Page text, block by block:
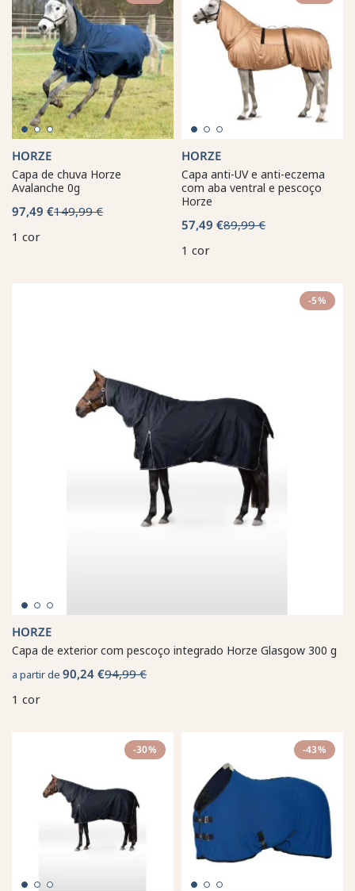
HORZE
Capa de chuva Horze
Avalanche 0g
97,49 €149,99 €
1 cor
HORZE
Capa anti-UV e anti-eczema
com aba ventral e pescoço
Horze
57,49 €89,99 €
1 cor
-5%
HORZE
Capa de exterior com pescoço integrado Horze Glasgow 300 g
a partir de 90,24 €94,99 €
1 cor
-30% -43%